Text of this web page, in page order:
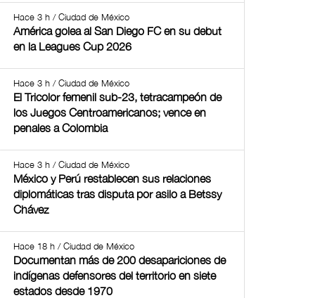
Hace 3 h / Ciudad de México
América golea al San Diego FC en su debut
en la Leagues Cup 2026
Hace 3 h / Ciudad de México
El Tricolor femenil sub-23, tetracampeón de
los Juegos Centroamericanos; vence en
penales a Colombia
Hace 3 h / Ciudad de México
México y Perú restablecen sus relaciones
diplomáticas tras disputa por asilo a Betssy
Chávez
Hace 18 h / Ciudad de México
Documentan más de 200 desapariciones de
indígenas defensores del territorio en siete
estados desde 1970